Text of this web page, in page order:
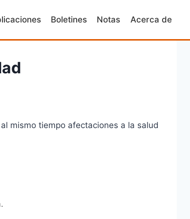
Boletines Notas Acerca de
mismo tiempo afectaciones a la salud